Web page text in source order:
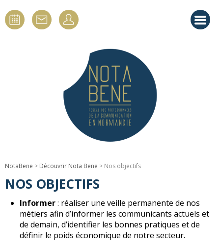
NotaBene > Découvrir Nota Bene > Nos objectifs
NOS OBJECTIFS
Informer: réaliser une veille permanente de nos
métiers afin d’informer les communicants actuels et
de demain, d’identifier les bonnes pratiques et de
définir le poids économique de notre secteur.